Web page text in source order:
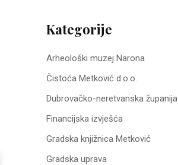
Kategorije
Arheološki muzej Narona
Čistoća Metković d.o.o.
Dubrovačko-neretvanska županija
Financijska izvješća
Gradska knjižnica Metković
Gradska uprava